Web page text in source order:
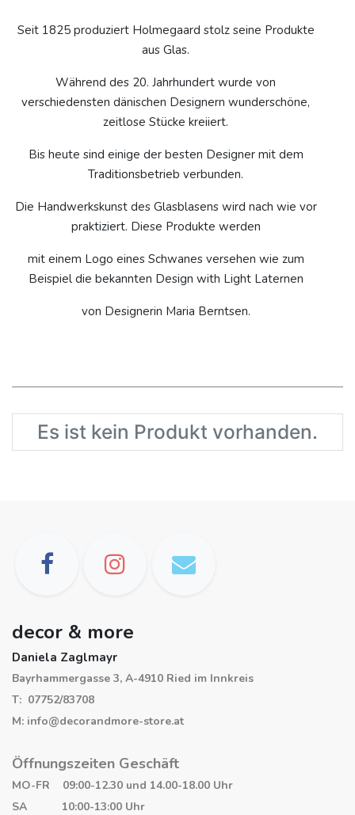
Seit 1825 produziert Holmegaard stolz seine Produkte
aus Glas.
Während des 20. Jahrhundert wurde von
verschiedensten dänischen Designern wunderschöne,
zeitlose Stücke kreiiert.
Bis heute sind einige der besten Designer mit dem
Traditionsbetrieb verbunden.
Die Handwerkskunst des Glasblasens wird nach wie vor
praktiziert. Diese Produkte werden
mit einem Logo eines Schwanes versehen wie zum
Beispiel die bekannten Design with Light Laternen
von Designerin Maria Berntsen.
Es ist kein Produkt vorhanden.
decor & more
Daniela Zaglmayr
Bayrhammergasse 3, A-4910 Ried im Innkreis
T: 07752/83708
M: info@decorandmore-store.at
Öffnungszeiten Geschäft
MO-FR 09:00-12.30 und 14.00-18.00 Uhr
SA 10:00-13:00 Uhr